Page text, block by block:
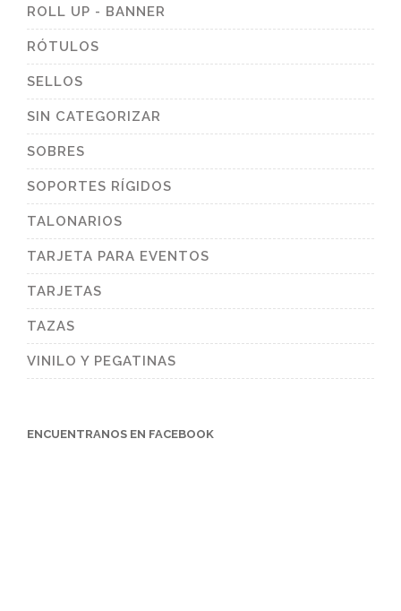
ROLL UP - BANNER
RÓTULOS
SELLOS
SIN CATEGORIZAR
SOBRES
SOPORTES RÍGIDOS
TALONARIOS
TARJETA PARA EVENTOS
TARJETAS
TAZAS
VINILO Y PEGATINAS
ENCUENTRANOS EN FACEBOOK